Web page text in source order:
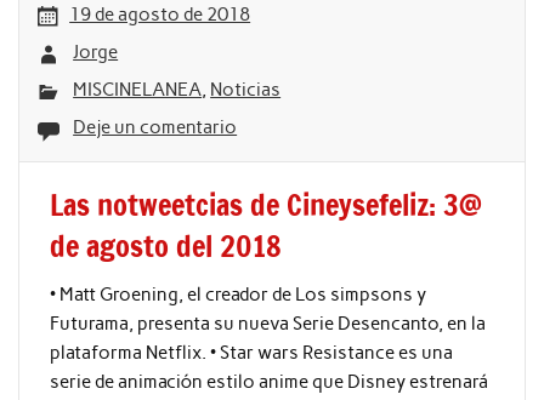
19 de agosto de 2018
Jorge
MISCINELANEA, Noticias
Deje un comentario
Las notweetcias de Cineysefeliz: 3@
de agosto del 2018
• Matt Groening, el creador de Los simpsons y
Futurama, presenta su nueva Serie Desencanto, en la
plataforma Netflix. • Star wars Resistance es una
serie de animación estilo anime que Disney estrenará